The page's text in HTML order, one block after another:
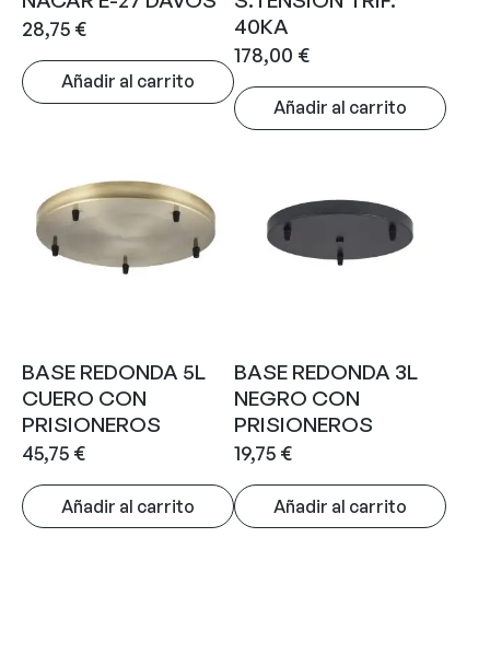
28,75 €
Añadir al carrito
40KA
178,00 €
Añadir al carrito
BASE REDONDA 5L
CUERO CON
PRISIONEROS
45,75 €
Añadir al carrito
BASE REDONDA 3L
NEGRO CON
PRISIONEROS
19,75 €
Añadir al carrito